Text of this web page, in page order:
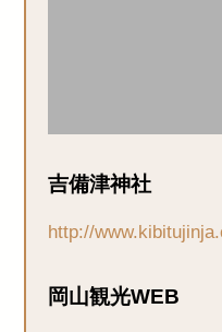
吉備津神社
http://
岡山観光WEB